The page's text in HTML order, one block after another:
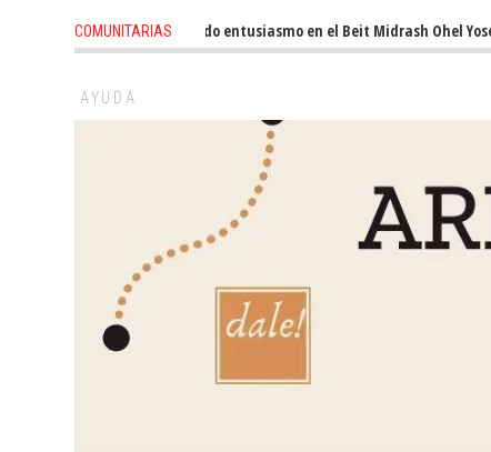
COMUNITARIAS
3 weeks ago - Renovado entusiasmo en el Beit Midrash Ohel Yosef
AYUDA